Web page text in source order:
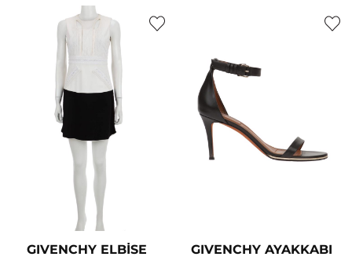
GIVENCHY ELBİSE
GIVENCHY AYAKKABI